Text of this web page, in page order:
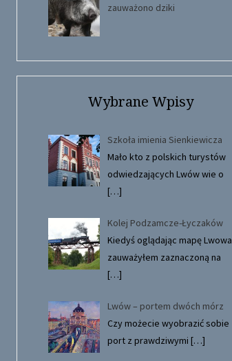
zauważono dziki
Wybrane Wpisy
Szkoła imienia Sienkiewicza
Mało kto z polskich turystów
odwiedzających Lwów wie o
[…]
Kolej Podzamcze-Łyczaków
Kiedyś oglądając mapę Lwowa
zauważyłem zaznaczoną na
[…]
Lwów – portem dwóch mórz
Czy możecie wyobrazić sobie
port z prawdziwymi […]